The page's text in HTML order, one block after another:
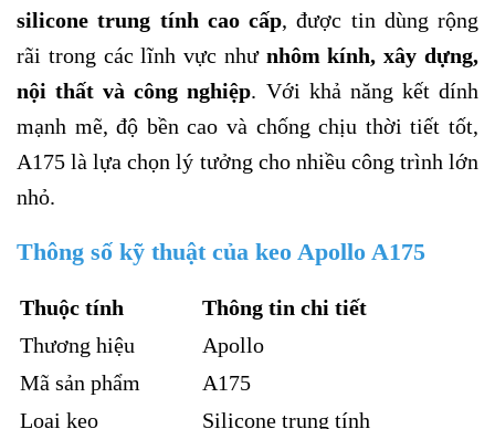
silicone trung tính cao cấp, được tin dùng rộng
rãi trong các lĩnh vực như nhôm kính, xây dựng,
nội thất và công nghiệp. Với khả năng kết dính
mạnh mẽ, độ bền cao và chống chịu thời tiết tốt,
A175 là lựa chọn lý tưởng cho nhiều công trình lớn
nhỏ.
Thông số kỹ thuật của keo Apollo A175
Thuộc tính
Thông tin chi tiết
Thương hiệu
Apollo
Mã sản phẩm
A175
Loại keo
Silicone trung tính